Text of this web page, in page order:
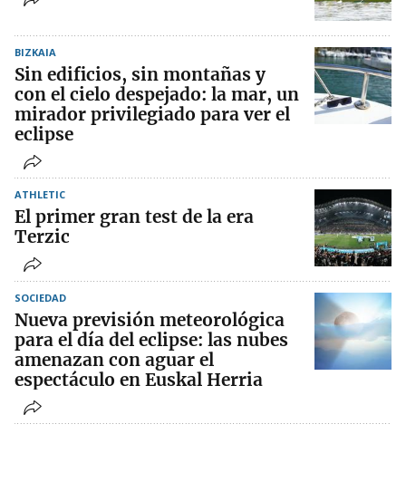
BIZKAIA
Sin edificios, sin montañas y
con el cielo despejado: la mar, un
mirador privilegiado para ver el
eclipse
ATHLETIC
El primer gran test de la era
Terzic
SOCIEDAD
Nueva previsión meteorológica
para el día del eclipse: las nubes
amenazan con aguar el
espectáculo en Euskal Herria